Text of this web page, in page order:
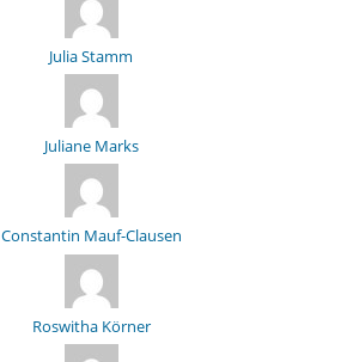
Julia Stamm
Juliane Marks
Constantin Mauf-Clausen
Roswitha Körner